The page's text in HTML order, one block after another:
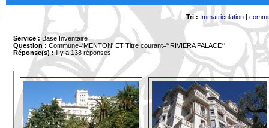
Tri : Immatriculation|
Service : Base Inventaire
Question : Commune='MENTON' ET Titre courant='*RIVIERA PALACE*'
Réponse(s) :il y a 138 réponses